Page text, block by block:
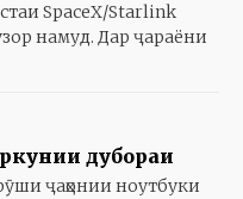
SpaceX/Starlink
намуд. Дар ҷараёни
дубораи
ҷаҳонии ноутбуки